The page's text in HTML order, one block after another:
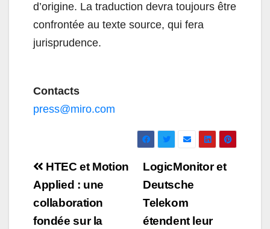
d’origine. La traduction devra toujours être
confrontée au texte source, qui fera
jurisprudence.
Contacts
press@miro.com
Navigation
de
l’article
LogicMonitor et
Deutsche
Telekom
étendent leur
HTEC et Motion
Applied : une
collaboration
fondée sur la